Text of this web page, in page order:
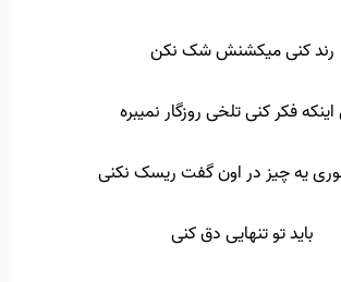
رند کنی میکشنش شک نکن
فکر کنی تلخی روزگار نمیبره
یه چیز در اون گفت ریسک نکنی
باید تو تنهایی دق کنی